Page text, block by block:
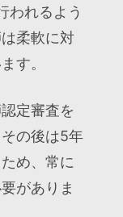
われるよう
柔軟に対
す。
定審査を
の後は5年
め、常に
がありま